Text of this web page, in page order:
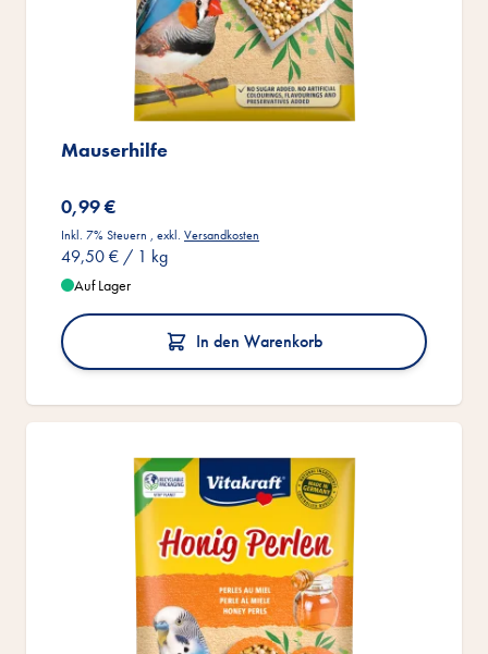
Mauserhilfe
0,99 €
Inkl. 7% Steuern , exkl. Versandkosten
49,50 € / 1 kg
Auf Lager
In den Warenkorb